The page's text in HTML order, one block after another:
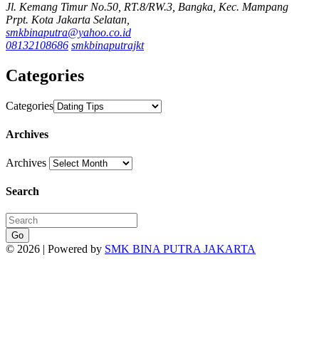
Jl. Kemang Timur No.50, RT.8/RW.3, Bangka, Kec. Mampang
Prpt. Kota Jakarta Selatan,
smkbinaputra@yahoo.co.id
08132108686 smkbinaputrajkt
Categories
Categories
Archives
Archives
Search
Go
© 2026 | Powered by SMK BINA PUTRA JAKARTA